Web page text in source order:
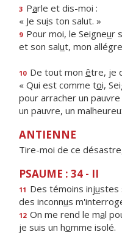
3 Parle et dis-moi :
« Je suis ton salut. »
9 Pour moi, le Seigneur
et son salut, mon
10 De tout mon être, je
« Qui est comme toi,
pour arracher un
un pauvre, un
ANTIENNE
Tire-moi de ce
PSAUME : 34 - II
11 Des témoins injustes
des inconnus
12 On me rend le mal
je suis un homme isolé.